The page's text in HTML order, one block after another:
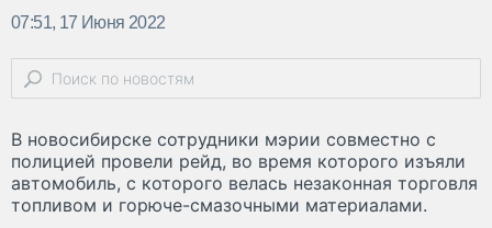
07:51, 17 Июня 2022
В новосибирске сотрудники мэрии совместно с
полицией провели рейд, во время которого изъяли
автомобиль, с которого велась незаконная торговля
топливом и горюче-смазочными материалами.